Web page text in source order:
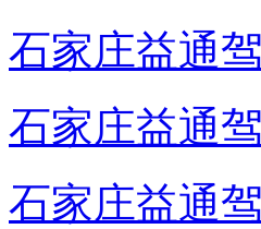
石家庄益通
石家庄益通
石家庄益通